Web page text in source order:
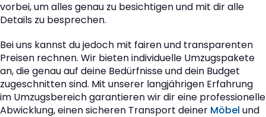
vorbei, um alles genau zu besichtigen und mit dir alle
Details zu besprechen.
Bei uns kannst du jedoch mit fairen und transparenten
Preisen rechnen. Wir bieten individuelle Umzugspakete
an, die genau auf deine Bedürfnisse und dein Budget
zugeschnitten sind. Mit unserer langjährigen Erfahrung
im Umzugsbereich garantieren wir dir eine professionelle
Abwicklung, einen sicheren Transport deiner Möbel und